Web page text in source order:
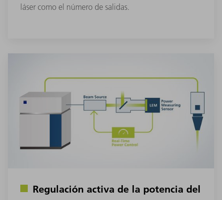
láser como el número de salidas.
Regulación activa de la potencia del